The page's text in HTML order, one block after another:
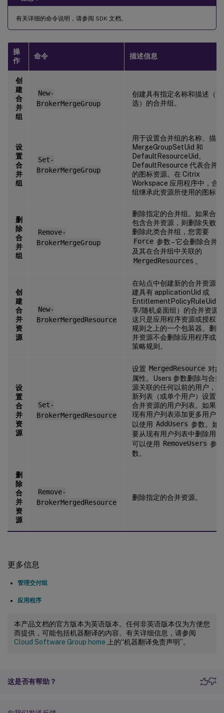
有关详细的命令说明，请参阅 SDK 文档。
操
作
命令 描述信息
创
建
合
并
组
New-
BrokerMergeGroup
创建具有指定名称和描述（可
选）的合并组。
设
置
合
并
组
Set-
BrokerMergeGroup
用于设置合并组的名称、描
MergeGroupSetUid 和
DefaultResourceUid。
DefaultResource 代表合并组
的图标资源。在 Citrix
Workspace 应用程序中，合
组继承此资源所使用的图标。
删
除
合
并
组
Remove-
BrokerMergeGroup
删除指定的合并组。如果合
包含合并资源，则删除失败
删除此类合并组，您需要
Force 参数 – 它会删除合并组
及其在合并组中关联的
MergedResources 。
创
建
合
并
资
源
New-
BrokerMergedResource
在站点中创建新的合并资源
建具有 applicationUid 或
EntitlementPolicyRuleUid（
享/随机桌面组）的合并资源
这只是应用程序资源或授权
规则之上的一个包装器。删
并资源不会删除应用程序或
策略规则。
设
置
合
并
资
源
Set-
BrokerMergedResource
设置 MergedResource 对象
属性。Users 参数删除与合并
源关联的任何以前的用户，
新列表（或单个用户）设置
合并资源的用户列表。如果
现有用户列表添加更多用户
以使用 AddUsers 参数。如
要从现有用户列表中删除用
可以使用 RemoveUsers 参
数。
删
除
合
并
资
源
Remove-
BrokerMergedResource
删除指定的合并资源。
更多信息
管理交付组
应用程序
本产品文档的官方版本为英语版本。任何非英语版本仅为方便您
而提供，可能包括机器翻译的内容。有关详细信息，请参阅
Cloud Software Group home 上的“机器翻译免责声明”。
这是否有帮助？